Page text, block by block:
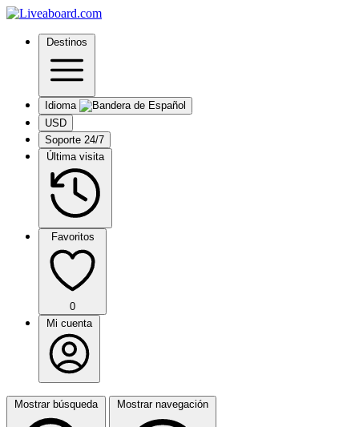
Destinos
Idioma
USD
Soporte 24/7
Última visita
Favoritos
0
Mi cuenta
Mostrar búsqueda Mostrar navegación